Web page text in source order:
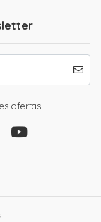
ofertas.